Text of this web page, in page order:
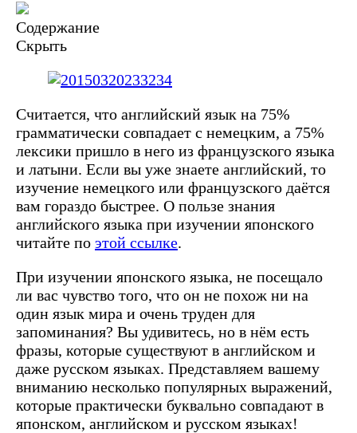
Содержание
Скрыть
Считается, что английский язык на 75%
грамматически совпадает с немецким, а 75%
лексики пришло в него из французского языка
и латыни. Если вы уже знаете английский, то
изучение немецкого или французского даётся
вам гораздо быстрее. О пользе знания
английского языка при изучении японского
читайте по этой ссылке.
При изучении японского языка, не посещало
ли вас чувство того, что он не похож ни на
один язык мира и очень труден для
запоминания? Вы удивитесь, но в нём есть
фразы, которые существуют в английском и
даже русском языках. Представляем вашему
вниманию несколько популярных выражений,
которые практически буквально совпадают в
японском, английском и русском языках!